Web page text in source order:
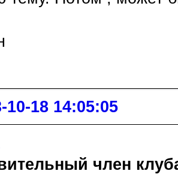
10-18 14:05:05
член